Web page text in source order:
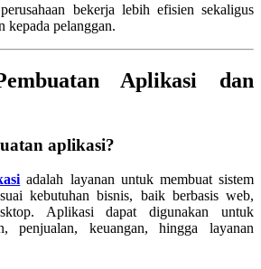
bekerja lebih efisien sekaligus
kepada pelanggan.
Aplikasi dan
aplikasi?
adalah layanan untuk membuat sistem
kebutuhan bisnis, baik berbasis web,
Aplikasi dapat digunakan untuk
penjualan, keuangan, hingga layanan